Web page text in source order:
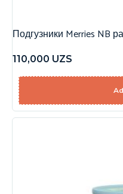
Подгузники Merries NB
110,000 UZS